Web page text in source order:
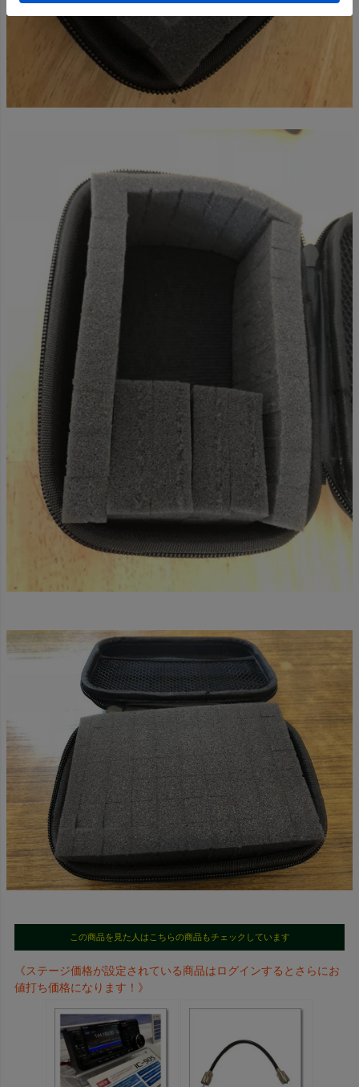
この商品を見た人はこちらの商品もチェックしています
《ステージ価格が設定されている商品はログインするとさらにお
値打ち価格になります！》